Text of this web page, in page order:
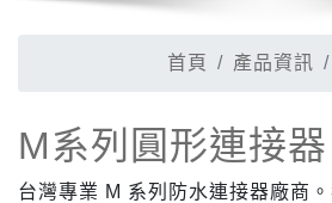
首頁 產品資訊
M系列圓形連接器
台灣專業 M 系列防水連接器廠商